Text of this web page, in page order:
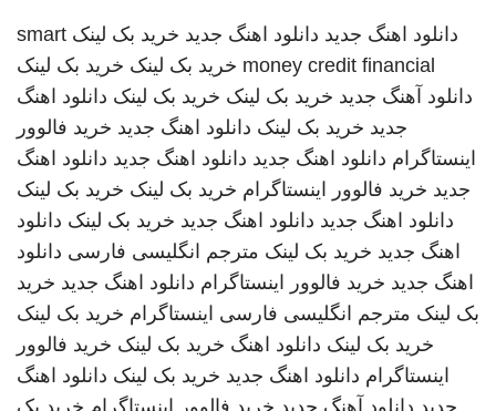
دانلود اهنگ جدید دانلود اهنگ جدید خرید بک لینک smart
money credit financial خرید بک لینک خرید بک لینک
دانلود آهنگ جدید خرید بک لینک خرید بک لینک دانلود اهنگ
جدید خرید بک لینک دانلود اهنگ جدید خرید فالوور
اینستاگرام دانلود اهنگ جدید دانلود اهنگ جدید دانلود اهنگ
جدید خرید فالوور اینستاگرام خرید بک لینک خرید بک لینک
دانلود اهنگ جدید دانلود اهنگ جدید خرید بک لینک دانلود
اهنگ جدید خرید بک لینک مترجم انگلیسی فارسی دانلود
اهنگ جدید خرید فالوور اینستاگرام دانلود اهنگ جدید خرید
بک لینک مترجم انگلیسی فارسی اینستاگرام خرید بک لینک
خرید بک لینک دانلود اهنگ خرید بک لینک خرید فالوور
اینستاگرام دانلود اهنگ جدید خرید بک لینک دانلود اهنگ